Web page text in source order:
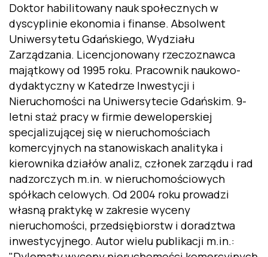
Doktor habilitowany nauk społecznych w
dyscyplinie ekonomia i finanse. Absolwent
Uniwersytetu Gdańskiego, Wydziału
Zarządzania. Licencjonowany rzeczoznawca
majątkowy od 1995 roku. Pracownik naukowo-
dydaktyczny w Katedrze Inwestycji i
Nieruchomości na Uniwersytecie Gdańskim. 9-
letni staż pracy w firmie deweloperskiej
specjalizującej się w nieruchomościach
komercyjnych na stanowiskach analityka i
kierownika działów analiz, członek zarządu i rad
nadzorczych m.in. w nieruchomościowych
spółkach celowych. Od 2004 roku prowadzi
własną praktykę w zakresie wyceny
nieruchomości, przedsiębiorstw i doradztwa
inwestycyjnego. Autor wielu publikacji m.in.: